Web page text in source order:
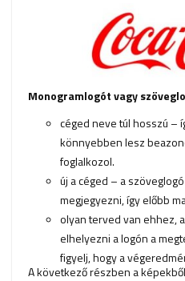
Monogramlogót vagy
céged neve túl hosszú –
könnyebben lesz
foglalkozol.
új a céged – a
megjegyezni, így előbb
olyan terved van ehhez,
elhelyezni a logón a
figyelj, hogy a
A következő részben a